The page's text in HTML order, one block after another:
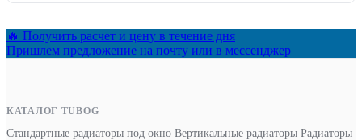
🔥 Получить расчет и цену в течение дня
Пришлем предложение на почту или в мессенджер
КАТАЛОГ TUBOG
Стандартные радиаторы под окно Вертикальные радиаторы Радиаторы